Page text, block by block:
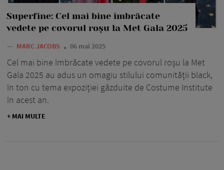
Superfine: Cel mai bine îmbrăcate
vedete pe covorul roșu la Met Gala 2025
— MARC JACOBS 06 mai 2025
Cel mai bine îmbrăcate vedete pe covorul roșu la Met
Gala 2025 au adus un omagiu stilului comunității black,
în ton cu tema expoziției găzduite de Costume Institute
în acest an.
+ MAI MULTE